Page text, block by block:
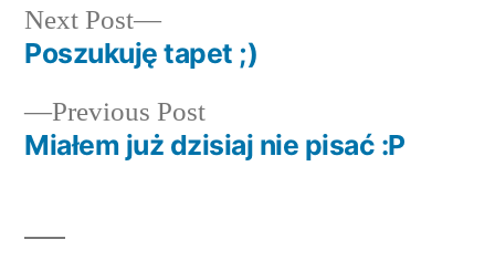
Post
navigation
Previous PostPrevious
post:
Miałem już dzisiaj nie pisać :P
Next Post
Next
post:
Poszukuję tapet ;)